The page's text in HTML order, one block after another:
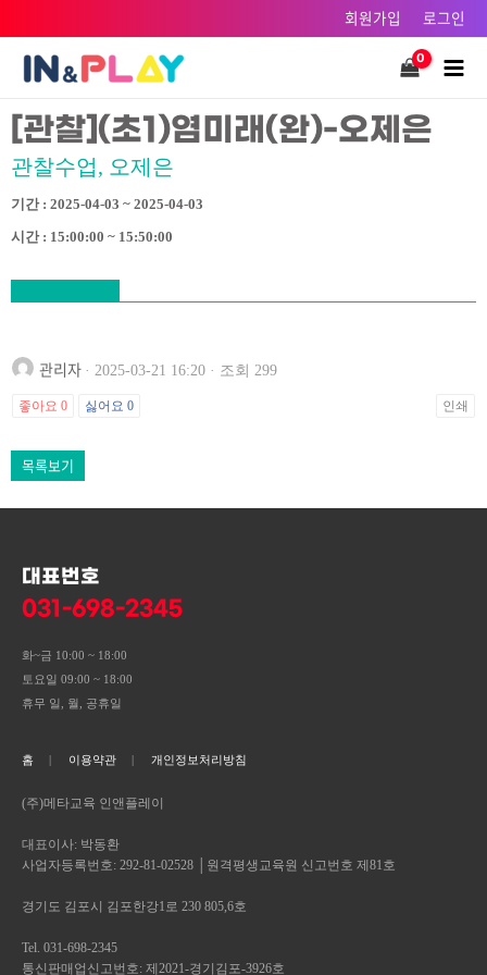
건너뛰기
회원가입 로그인
Main
[관찰](초1)염미래(완)-오제은
관찰수업, 오제은
기간 : 2025-04-03 ~ 2025-04-03
시간 : 15:00:00 ~ 15:50:00
관리자 · 2025-03-21 16:20 · 조회 299
좋아요 0 싫어요 0 인쇄
목록보기
대표번호
031-698-2345
화~금 10:00 ~ 18:00
토요일 09:00 ~ 18:00
휴무 일, 월, 공휴일
홈 이용약관 개인정보처리방침
(주)메타교육 인앤플레이
대표이사: 박동환
사업자등록번호: 292-81-02528 │원격평생교육원 신고번호 제81호
경기도 김포시 김포한강1로 230 805,6호
Tel. 031-698-2345
통신판매업신고번호: 제2021-경기김포-3926호